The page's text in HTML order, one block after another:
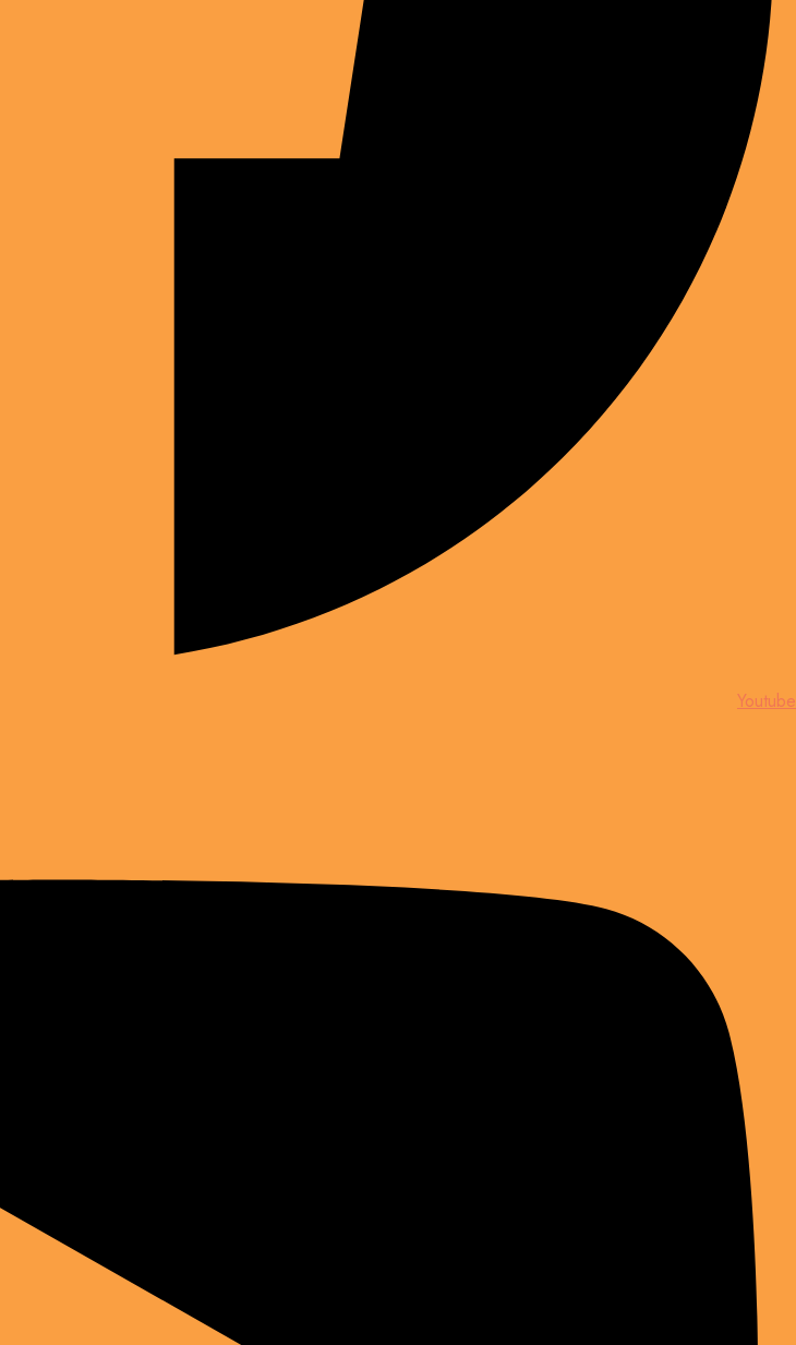
Youtube